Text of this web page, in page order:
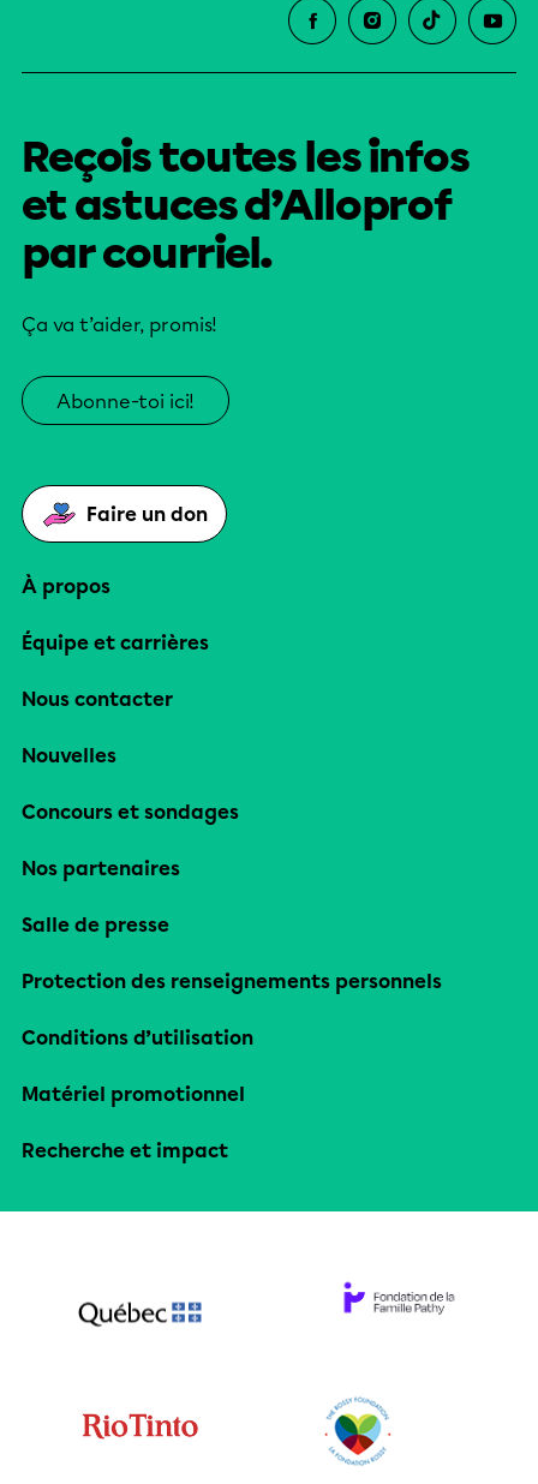
Reçois toutes les infos
et astuces d’Alloprof
par courriel.
Ça va t’aider, promis!
Abonne-toi ici!
Faire un don
À propos
Équipe et carrières
Nous contacter
Nouvelles
Concours et sondages
Nos partenaires
Salle de presse
Protection des renseignements personnels
Conditions d’utilisation
Matériel promotionnel
Recherche et impact